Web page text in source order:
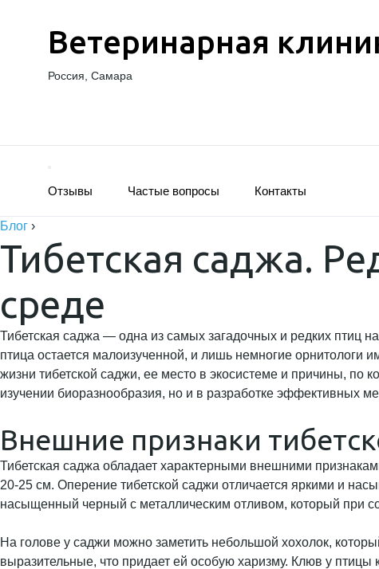
Ветеринарная
Россия, Самара
Отзывы Частые вопросы Контакты
Блог ›
Тибетская саджа.
среде
Тибетская саджа — одна из самых загадочных и редких птиц
птица остается малоизученной, и лишь немногие орнитологи
жизни тибетской саджи, ее место в экосистеме и причины, по
изучении биоразнообразия, но и в разработке эффективных
Внешние признаки
Тибетская саджа обладает характерными внешними
20-25 см. Оперение тибетской саджи отличается яркими и
насыщенный черный с металлическим отливом, который при
На голове у саджи можно заметить небольшой хохолок,
выразительные, что придает ей особую харизму. Клюв у